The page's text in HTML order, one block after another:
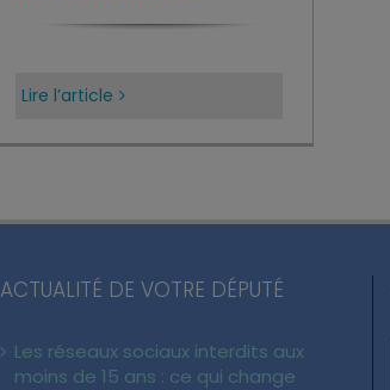
Lire l’article
ACTUALITÉ DE VOTRE DÉPUTÉ
Les réseaux sociaux interdits aux
moins de 15 ans : ce qui change